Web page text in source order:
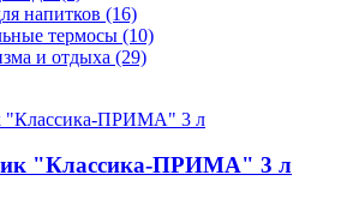
напитков (16)
термосы (10)
и отдыха (29)
"Классика-ПРИМА" 3 л